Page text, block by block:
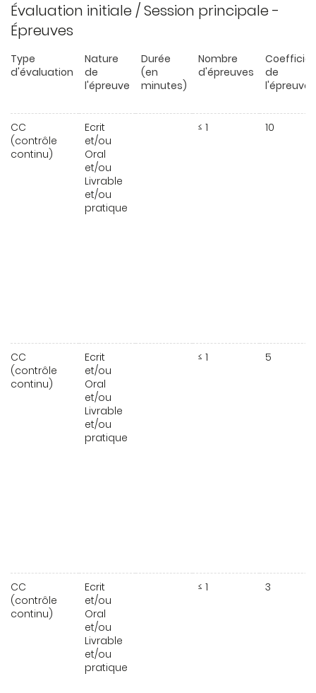
Évaluation initiale / Session principale -
Épreuves
Type
d'évaluation
Nature
de
l'épreuve
Durée
(en
minutes)
Nombre
d'épreuves
de
l'épreuve
CC
(contrôle
continu)
Ecrit
et/ou
Oral
et/ou
Livrable
et/ou
pratique
≤ 1 10
CC
(contrôle
continu)
Ecrit
et/ou
Oral
et/ou
Livrable
et/ou
pratique
≤ 1 5
CC
(contrôle
continu)
Ecrit
et/ou
Oral
et/ou
Livrable
et/ou
pratique
≤ 1 3